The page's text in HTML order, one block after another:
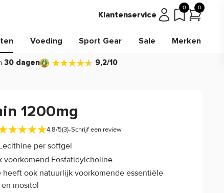
Klantenservice
0 0
Voeding Sport Gear Sale Merken
30 dagen 9,2/10
1200mg
4.8/5(3)-Schrijf een review
per softgel
voorkomend Fosfatidylcholine
heeft ook natuurlijk voorkomende essentiële
inositol